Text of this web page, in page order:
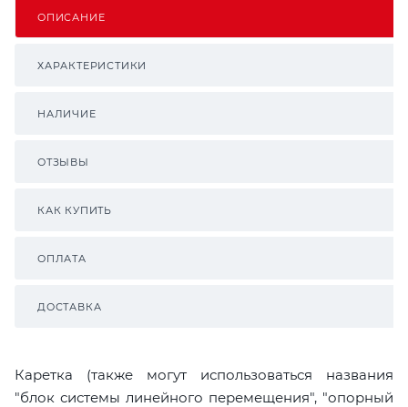
ОПИСАНИЕ
ХАРАКТЕРИСТИКИ
НАЛИЧИЕ
ОТЗЫВЫ
КАК КУПИТЬ
ОПЛАТА
ДОСТАВКА
Каретка (также могут использоваться названия
"блок системы линейного перемещения", "опорный